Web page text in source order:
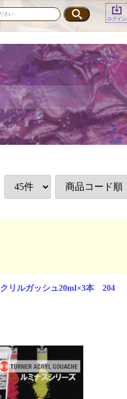
ログイン
リルガッシュ20ml×3本 204